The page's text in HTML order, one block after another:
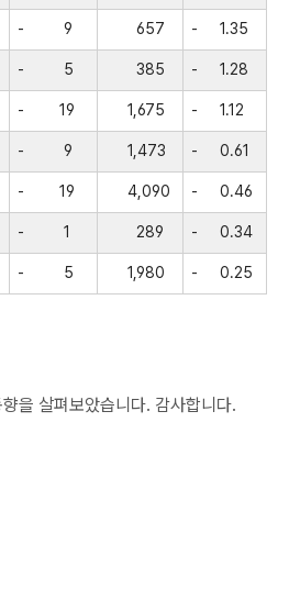
- 9 657 - 1.35
- 5 385 - 1.28
- 19 1,675 - 1.12
- 9 1,473 - 0.61
- 19 4,090 - 0.46
- 1 289 - 0.34
- 5 1,980 - 0.25
을 살펴보았습니다. 감사합니다.